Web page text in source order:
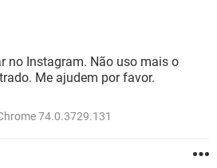
EXCEL
GMAIL
no Instagram. Não uso mais o
Me ajudem por favor.
74.0.3729.131